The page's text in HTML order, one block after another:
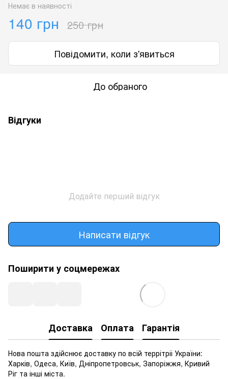
Немає в наявності
140 грн 250 грн
Повідомити, коли з'явиться
До обраного
Відгуки
Додайте перший відгук
Написати відгук
Поширити у соцмережах
Доставка Оплата Гарантія
Нова пошта здійснює доставку по всій террітріі України:
Харків, Одеса, Київ, Дніпропетровськ, Запоріжжя, Кривий
Ріг та інші міста.